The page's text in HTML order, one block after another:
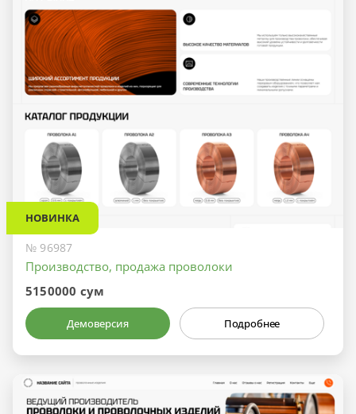
НОВИНКА
№ 96987
Производство, продажа проволоки
5150000 сум
Демоверсия Подробнее